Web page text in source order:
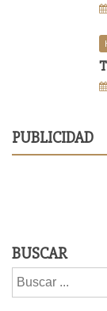
PUBLICIDAD
BUSCAR